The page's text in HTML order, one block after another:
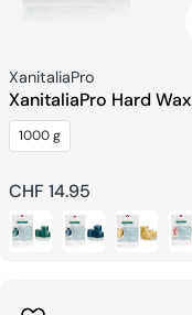
Fournisseur:
XanitaliaPro
XanitaliaPro Hard Wax
Traditionnelles Tiède
1000 g
Prix
habituel
CHF 14.95